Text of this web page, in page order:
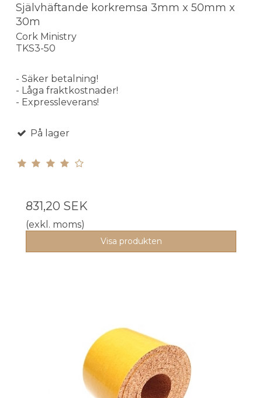
Självhäftande korkremsa 3mm x 50mm x
30m
Cork Ministry
TKS3-50
- Säker betalning!
- Låga fraktkostnader!
- Expressleverans!
På lager
831,20 SEK
(exkl. moms)
Visa produkten